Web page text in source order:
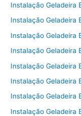
Instalação Geladeira
Instalação Geladeira
Instalação Geladeira
Instalação Geladeira
Instalação Geladeira
Instalação Geladeira
Instalação Geladeira
Instalação Geladeira